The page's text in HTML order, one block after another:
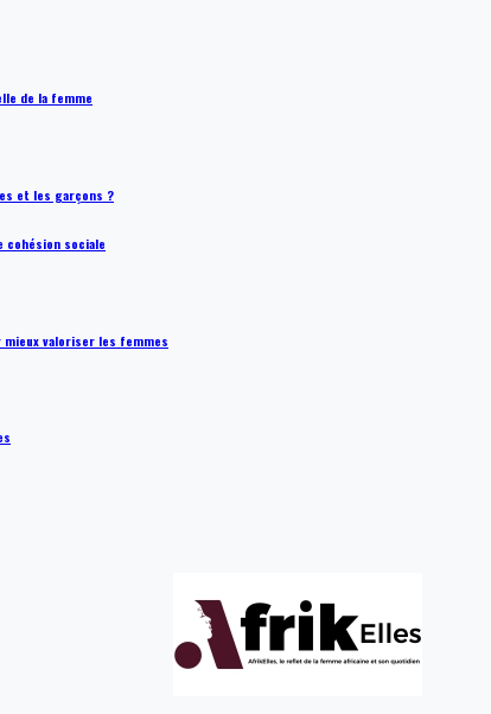
de la femme
et les garçons ?
cohésion sociale
valoriser les femmes